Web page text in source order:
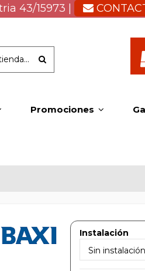
43/15973 |
Promociones
Instalación